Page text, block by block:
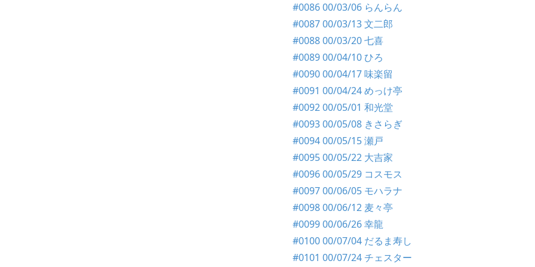
#0086 00/03/06 らんらん
#0087 00/03/13 文二郎
#0088 00/03/20 七喜
#0089 00/04/10 ひろ
#0090 00/04/17 味楽留
#0091 00/04/24 めっけ亭
#0092 00/05/01 和光堂
#0093 00/05/08 きさらぎ
#0094 00/05/15 瀬戸
#0095 00/05/22 大吉家
#0096 00/05/29 コスモス
#0097 00/06/05 モハラナ
#0098 00/06/12 麦々亭
#0099 00/06/26 幸龍
#0100 00/07/04 だるま寿し
#0101 00/07/24 チェスター